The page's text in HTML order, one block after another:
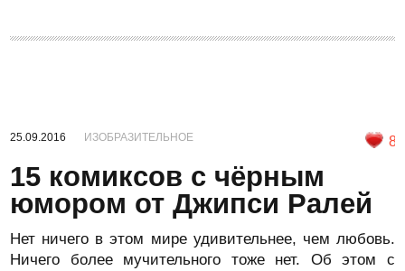
25.09.2016 ИЗОБРАЗИТЕЛЬНОЕ 8
15 комиксов с чёрным
юмором от Джипси Ралей
Нет ничего в этом мире удивительнее, чем любовь.
Ничего более мучительного тоже нет. Об этом с